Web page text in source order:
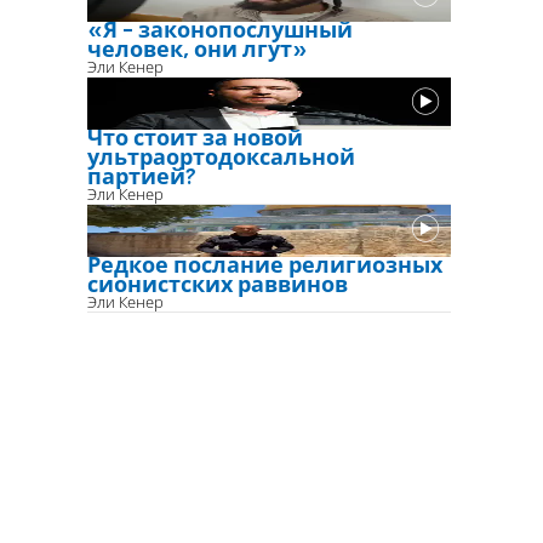
«Я - законопослушный
человек, они лгут»
Эли Кенер
Что стоит за новой
ультраортодоксальной
партией?
Эли Кенер
Редкое послание религиозных
сионистских раввинов
Эли Кенер